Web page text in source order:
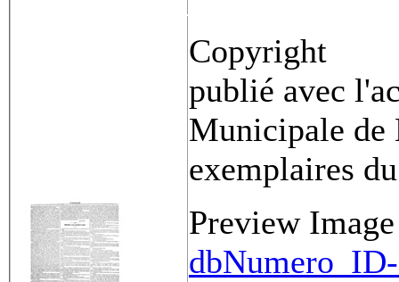
Copyright
publié avec
Municipale de
exemplaires
Preview Image